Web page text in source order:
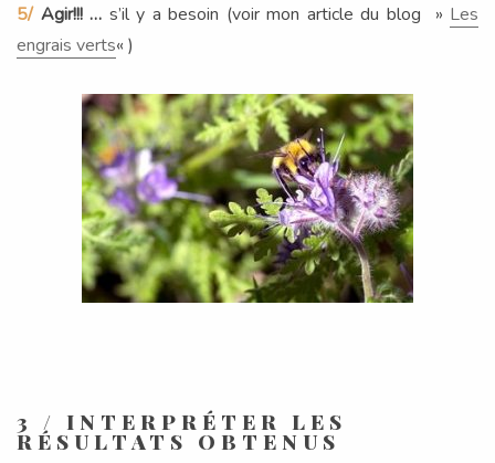
5/Agir!!! … s’il y a besoin (voir mon article du blog » Les
engrais verts« )
3 / INTERPRÉTER LES
RÉSULTATS OBTENUS